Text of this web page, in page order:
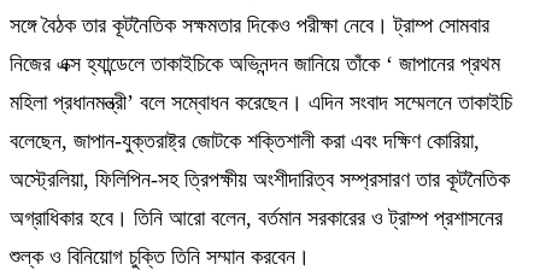
সঙ্গে বৈঠক তার কূটনৈতিক সক্ষমতার দিকেও পরীক্ষা নেবে। ট্রাম্প সোমবার
নিজের এক্স হ্যান্ডেলে তাকাইচিকে অভিনন্দন জানিয়ে তাঁকে ‘ জাপানের প্রথম
মহিলা প্রধানমন্ত্রী’ বলে সম্বোধন করেছেন। এদিন সংবাদ সম্মেলনে তাকাইচি
বলেছেন, জাপান-যুক্তরাষ্ট্র জোটকে শক্তিশালী করা এবং দক্ষিণ কোরিয়া,
অস্ট্রেলিয়া, ফিলিপিন-সহ ত্রিপক্ষীয় অংশীদারিত্ব সম্প্রসারণ তার কূটনৈতিক
অগ্রাধিকার হবে। তিনি আরো বলেন, বর্তমান সরকারের ও ট্রাম্প প্রশাসনের
শুল্ক ও বিনিয়োগ চুক্তি তিনি সম্মান করবেন।